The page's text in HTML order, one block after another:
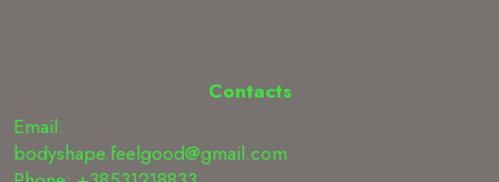
Contacts
Email:
bodyshape.feelgood@gmail.com